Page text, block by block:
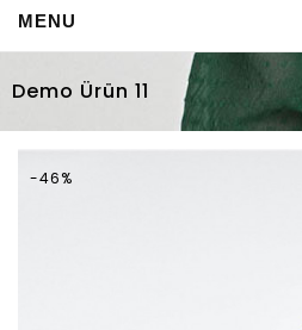
MENU
Demo Ürün 11
-46%